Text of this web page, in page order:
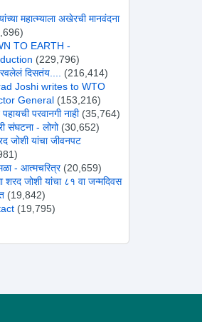
महात्म्याला अखेरची मानवंदना
TO EARTH -
(229,796)
दिसतंय....
(216,414)
Joshi writes to WTO
General (153,216)
परवानगी नाही (35,764)
संघटना - लोगो (30,652)
जोशी यांचा जीवनपट
- आत्मचरित्र (20,659)
शरद जोशी यांचा ८१ वा जन्मदिवस
(19,842)
(19,795)